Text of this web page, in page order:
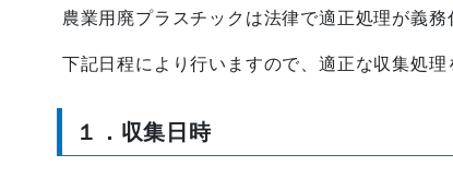
農業用廃プラスチックは法律で適正処理が義務
下記日程により行いますので、適正な収集処理
１ ．収集日時